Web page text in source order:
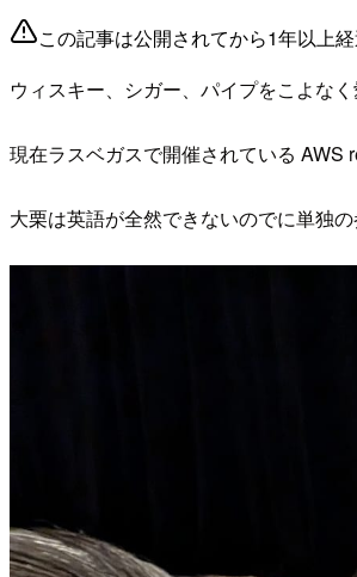
この記事は公開されてから1年以上
ウィスキー、シガー、パイプをこよなく
現在ラスベガスで開催されている AWS
大栗は英語が全然できないのでに単独